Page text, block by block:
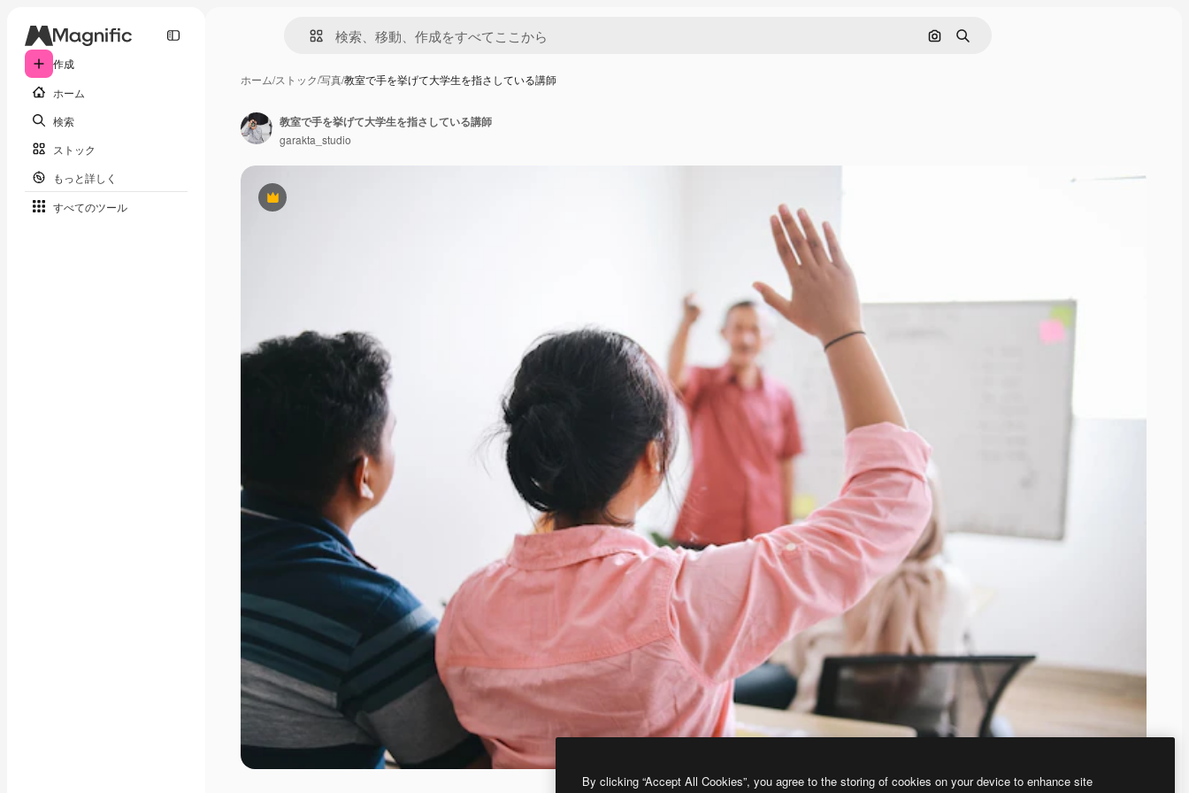
作成
ホーム
検索
ストック
もっと詳しく
すべてのツール
画像で検索
検索
ホーム/ストック/写真/教室で手を挙げて大学生を指さしている講師
Premium
教室で手を挙げて大学生を指さしている講師
garakta_studio
By clicking “Accept All Cookies”, you agree to the storing of cookies on your device to enhance site